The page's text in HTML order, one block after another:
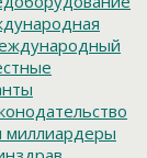
миллиардеры